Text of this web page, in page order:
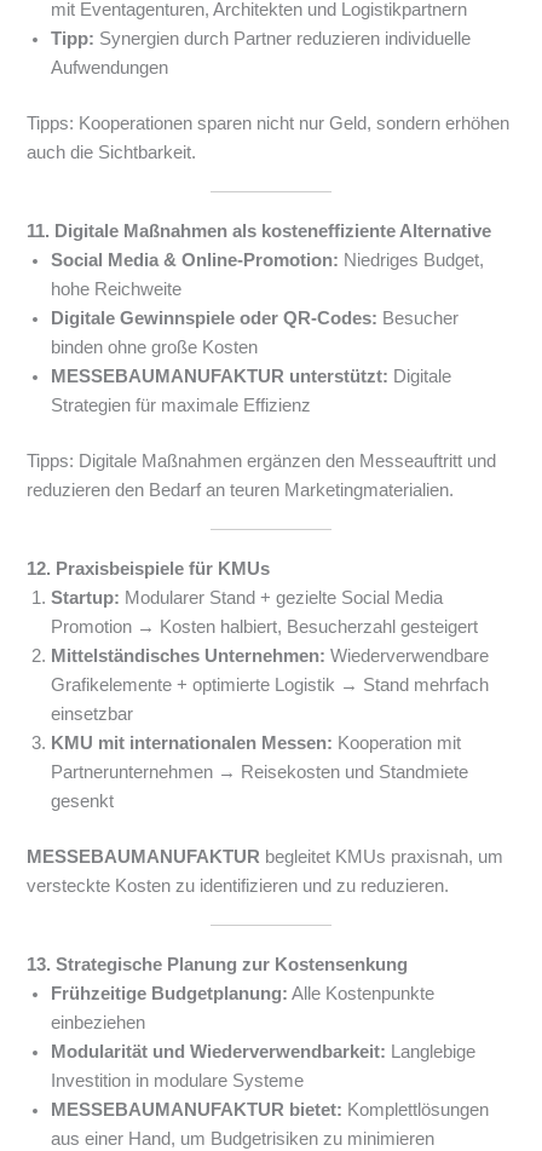
mit Eventagenturen, Architekten und Logistikpartnern
Tipp: Synergien durch Partner reduzieren individuelle
Aufwendungen
Tipps: Kooperationen sparen nicht nur Geld, sondern erhöhen
auch die Sichtbarkeit.
11. Digitale Maßnahmen als kosteneffiziente Alternative
Social Media & Online-Promotion: Niedriges Budget,
hohe Reichweite
Digitale Gewinnspiele oder QR-Codes: Besucher
binden ohne große Kosten
MESSEBAUMANUFAKTUR unterstützt: Digitale
Strategien für maximale Effizienz
Tipps: Digitale Maßnahmen ergänzen den Messeauftritt und
reduzieren den Bedarf an teuren Marketingmaterialien.
12. Praxisbeispiele für KMUs
Startup: Modularer Stand + gezielte Social Media
Promotion → Kosten halbiert, Besucherzahl gesteigert
Mittelständisches Unternehmen: Wiederverwendbare
Grafikelemente + optimierte Logistik → Stand mehrfach
einsetzbar
KMU mit internationalen Messen: Kooperation mit
Partnerunternehmen → Reisekosten und Standmiete
gesenkt
MESSEBAUMANUFAKTUR begleitet KMUs praxisnah, um
versteckte Kosten zu identifizieren und zu reduzieren.
13. Strategische Planung zur Kostensenkung
Frühzeitige Budgetplanung: Alle Kostenpunkte
einbeziehen
Modularität und Wiederverwendbarkeit: Langlebige
Investition in modulare Systeme
MESSEBAUMANUFAKTUR bietet: Komplettlösungen
aus einer Hand, um Budgetrisiken zu minimieren